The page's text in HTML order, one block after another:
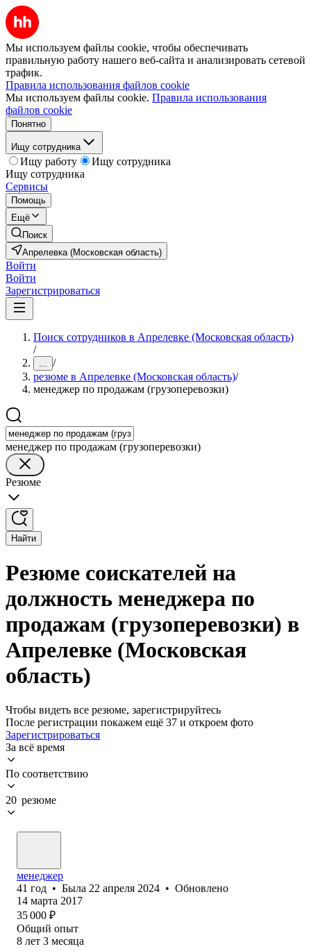
Мы используем файлы cookie, чтобы обеспечивать
правильную работу нашего веб-сайта и анализировать сетевой
трафик.
Правила использования файлов cookie
Мы используем файлы cookie. Правила использования
файлов cookie
Понятно
Ищу сотрудника
Ищу работу
Ищу сотрудника
Ищу сотрудника
Сервисы
Помощь
Ещё
Поиск
Апрелевка (Московская область)
Войти
Войти
Зарегистрироваться
Поиск сотрудников в Апрелевке (Московская область)
/
... /
резюме в Апрелевке (Московская область)/
менеджер по продажам (грузоперевозки)
менеджер по продажам (грузоперевозки)
Резюме
Найти
Резюме соискателей на
должность менеджера по
продажам (грузоперевозки) в
Апрелевке (Московская
область)
Чтобы видеть все резюме, зарегистрируйтесь
После регистрации покажем ещё 37 и откроем фото
Зарегистрироваться
За всё время
По соответствию
20 резюме
менеджер
41 год • Была 22 апреля 2024 • Обновлено
14 марта 2017
35 000 ₽
Общий опыт
8 лет 3 месяца